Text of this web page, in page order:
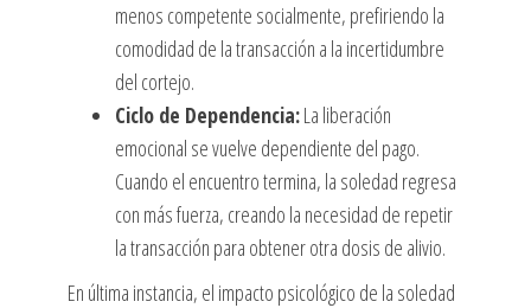
menos competente socialmente, prefiriendo la
comodidad de la transacción a la incertidumbre
del cortejo.
Ciclo de Dependencia:La liberación
emocional se vuelve dependiente del pago.
Cuando el encuentro termina, la soledad regresa
con más fuerza, creando la necesidad de repetir
la transacción para obtener otra dosis de alivio.
En última instancia, el impacto psicológico de la soledad